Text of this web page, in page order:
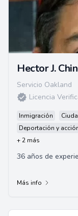
Hector J.
Servicio Oakland
Licencia
Inmigración
Deportación y
+ 2 más
36 años de
Más info